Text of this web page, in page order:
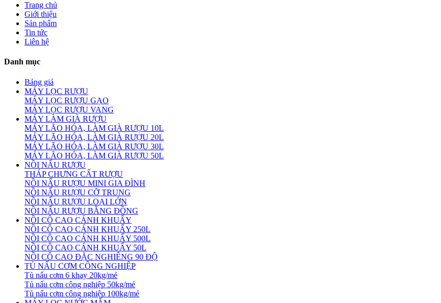
Trang chủ
Giới thiệu
Sản phẩm
Tin tức
Liên hệ
Danh mục
Bảng giá
MÁY LỌC RƯỢU
MÁY LỌC RƯỢU GẠO
MÁY LỌC RƯỢU VANG
MÁY LÀM GIÀ RƯỢU
MÁY LÃO HÓA, LÀM GIÀ RƯỢU 10L
MÁY LÃO HÓA, LÀM GIÀ RƯỢU 20L
MÁY LÃO HÓA, LÀM GIÀ RƯỢU 30L
MÁY LÃO HÓA, LÀM GIÀ RƯỢU 50L
NỒI NẤU RƯỢU
THÁP CHƯNG CẤT RƯỢU
NỒI NẤU RƯỢU MINI GIA ĐÌNH
NỒI NẤU RƯỢU CỠ TRUNG
NỒI NẤU RƯỢU LOẠI LỚN
NỒI NẤU RƯỢU BẰNG ĐỒNG
NỒI CÔ CAO CÁNH KHUẤY
NỒI CÔ CAO CÁNH KHUẤY 250L
NỒI CÔ CAO CÁNH KHUẤY 500L
NỒI CÔ CAO CÁNH KHUẤY 50L
NỒI CÔ CAO ĐẶC NGHIÊNG 90 ĐỘ
TỦ NẤU CƠM CÔNG NGHIỆP
Tủ nấu cơm 6 khay 20kg/mẻ
Tủ nấu cơm công nghiệp 50kg/mẻ
Tủ nấu cơm công nghiệp 100kg/mẻ